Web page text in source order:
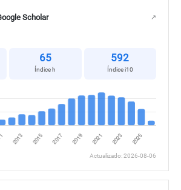
Scholar ↗
65
Índice h
592
Índice i10
Actualizado: 2026-08-06